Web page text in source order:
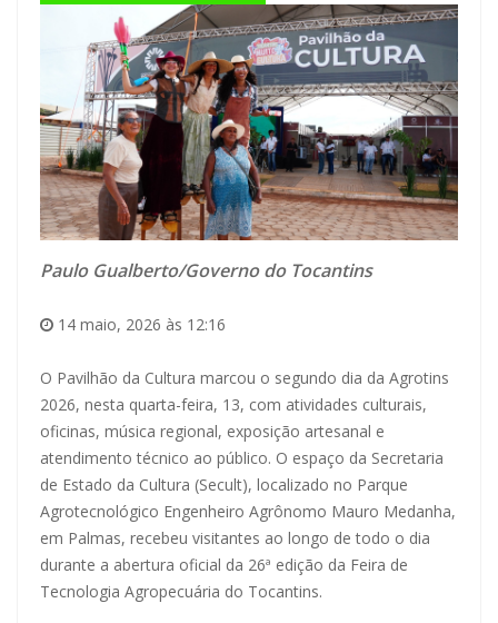
Paulo Gualberto/Governo do Tocantins
14 maio, 2026 às 12:16
O Pavilhão da Cultura marcou o segundo dia da Agrotins
2026, nesta quarta-feira, 13, com atividades culturais,
oficinas, música regional, exposição artesanal e
atendimento técnico ao público. O espaço da Secretaria
de Estado da Cultura (Secult), localizado no Parque
Agrotecnológico Engenheiro Agrônomo Mauro Medanha,
em Palmas, recebeu visitantes ao longo de todo o dia
durante a abertura oficial da 26ª edição da Feira de
Tecnologia Agropecuária do Tocantins.